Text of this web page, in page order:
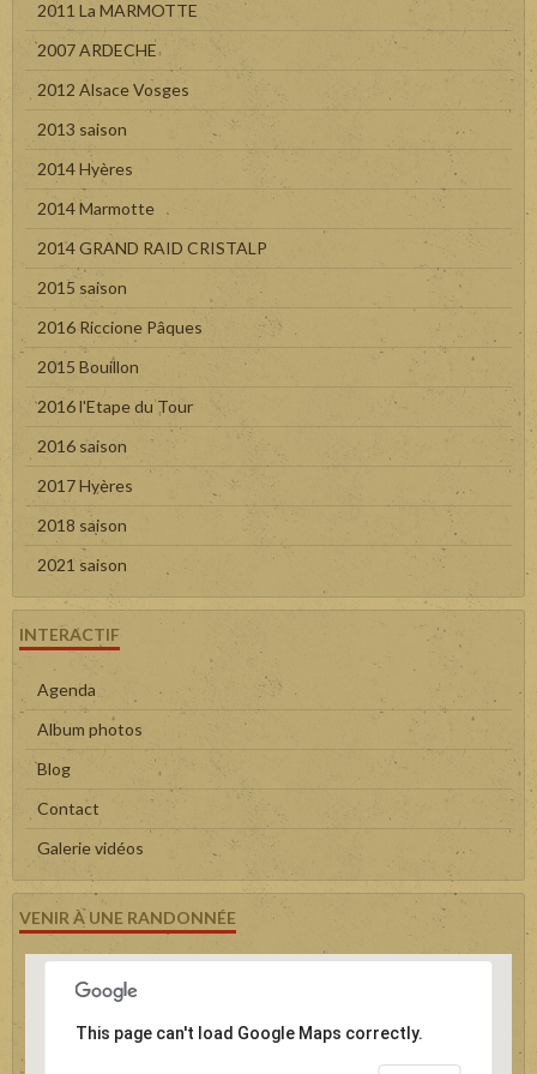
2011 La MARMOTTE
2007 ARDECHE
2012 Alsace Vosges
2013 saison
2014 Hyères
2014 Marmotte
2014 GRAND RAID CRISTALP
2015 saison
2016 Riccione Pâques
2015 Bouillon
2016 l'Etape du Tour
2016 saison
2017 Hyères
2018 saison
2021 saison
INTERACTIF
Agenda
Album photos
Blog
Contact
Galerie vidéos
VENIR À UNE RANDONNÉE
This page can't load Google Maps correctly.